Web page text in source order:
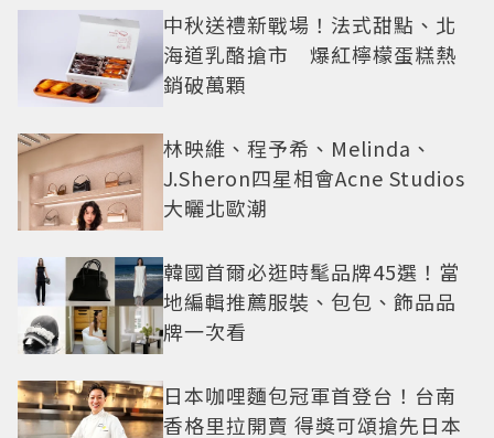
中秋送禮新戰場！法式甜點、北
海道乳酪搶市 爆紅檸檬蛋糕熱
銷破萬顆
林映維、程予希、Melinda、
J.Sheron四星相會Acne Studios
大曬北歐潮
韓國首爾必逛時髦品牌45選！當
地編輯推薦服裝、包包、飾品品
牌一次看
日本咖哩麵包冠軍首登台！台南
香格里拉開賣 得獎可頌搶先日本